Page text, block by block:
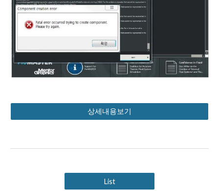
상세내용보기
List